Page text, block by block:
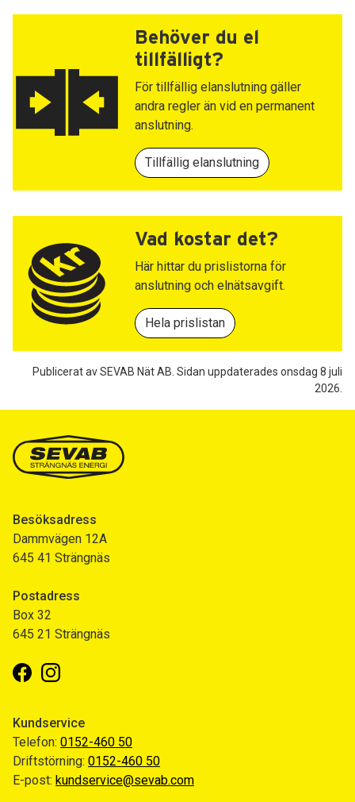
Behöver du el
tillfälligt?
För tillfällig elanslutning gäller
andra regler än vid en permanent
anslutning.
Tillfällig elanslutning
Vad kostar det?
Här hittar du prislistorna för
anslutning och elnätsavgift.
Hela prislistan
Publicerat av SEVAB Nät AB. Sidan uppdaterades onsdag 8 juli
2026.
Besöksadress
Dammvägen 12A
645 41 Strängnäs
Postadress
Box 32
645 21 Strängnäs
FacebookInstagram
Kundservice
Telefon: 0152-460 50
Driftstörning: 0152-460 50
E-post: kundservice@sevab.com